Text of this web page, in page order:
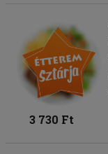
3 730 Ft